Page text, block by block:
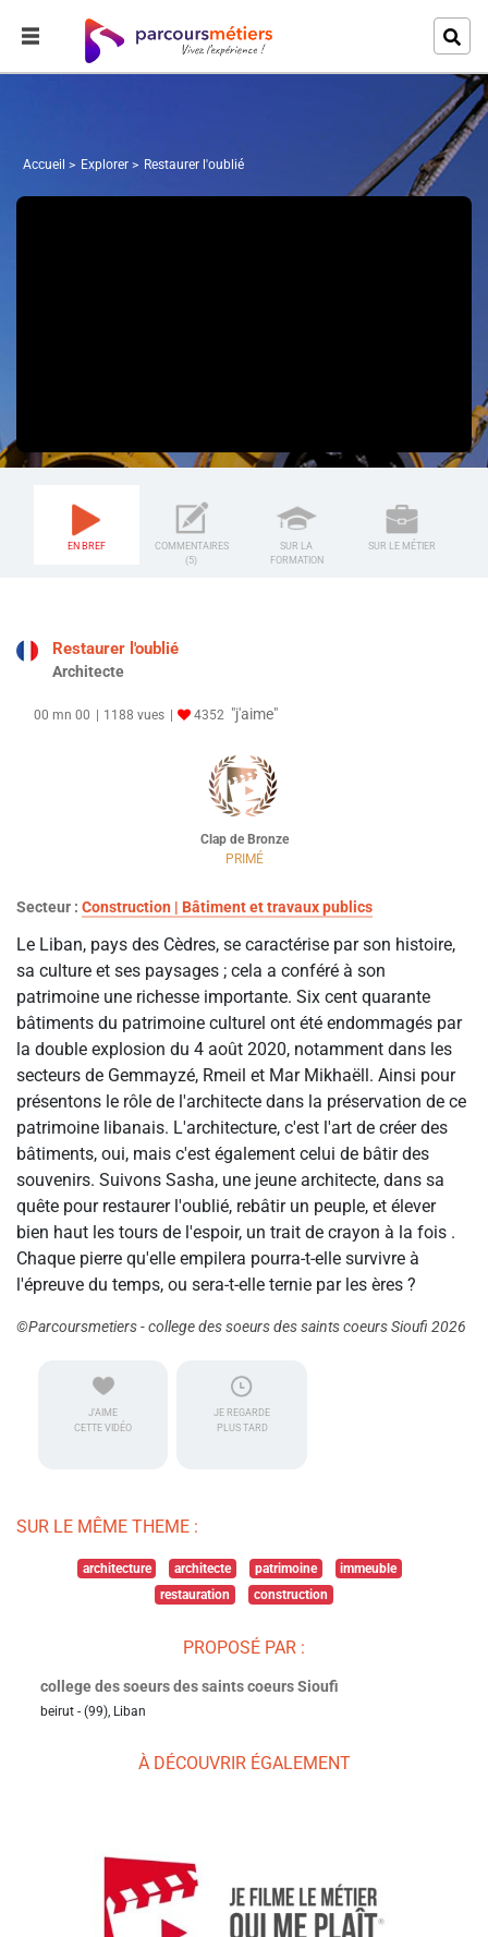
Accueil Explorer Restaurer l'oublié
EN BREF
COMMENTAIRES
(5)
SUR LA
FORMATION
SUR LE MÉTIER
Restaurer l'oublié
Architecte
00 mn 00 1188 vues 4352 "j'aime"
Clap de Bronze
PRIMÉ
Secteur : Construction | Bâtiment et travaux publics
Le Liban, pays des Cèdres, se caractérise par son histoire,
sa culture et ses paysages ; cela a conféré à son
patrimoine une richesse importante. Six cent quarante
bâtiments du patrimoine culturel ont été endommagés par
la double explosion du 4 août 2020, notamment dans les
secteurs de Gemmayzé, Rmeil et Mar Mikhaëll. Ainsi pour
présentons le rôle de l'architecte dans la préservation de ce
patrimoine libanais. L'architecture, c'est l'art de créer des
bâtiments, oui, mais c'est également celui de bâtir des
souvenirs. Suivons Sasha, une jeune architecte, dans sa
quête pour restaurer l'oublié, rebâtir un peuple, et élever
bien haut les tours de l'espoir, un trait de crayon à la fois .
Chaque pierre qu'elle empilera pourra-t-elle survivre à
l'épreuve du temps, ou sera-t-elle ternie par les ères ?
©Parcoursmetiers - college des soeurs des saints coeurs Sioufi 2026
J'AIME
CETTE VIDÉO
JE REGARDE
PLUS TARD
SUR LE MÊME THEME :
architecture architecte patrimoine
immeuble
restauration
construction
PROPOSÉ PAR :
college des soeurs des saints coeurs Sioufi
beirut - (99), Liban
À DÉCOUVRIR ÉGALEMENT